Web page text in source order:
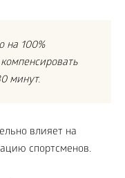
на 100%
минут.
влияет на
спортсменов.